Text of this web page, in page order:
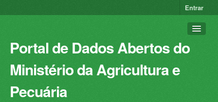
Entrar
Portal de Dados Abertos do
Ministério da Agricultura e
Pecuária